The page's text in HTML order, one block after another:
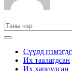
Сүүлд
Их таалагдсан
Их хариулсан